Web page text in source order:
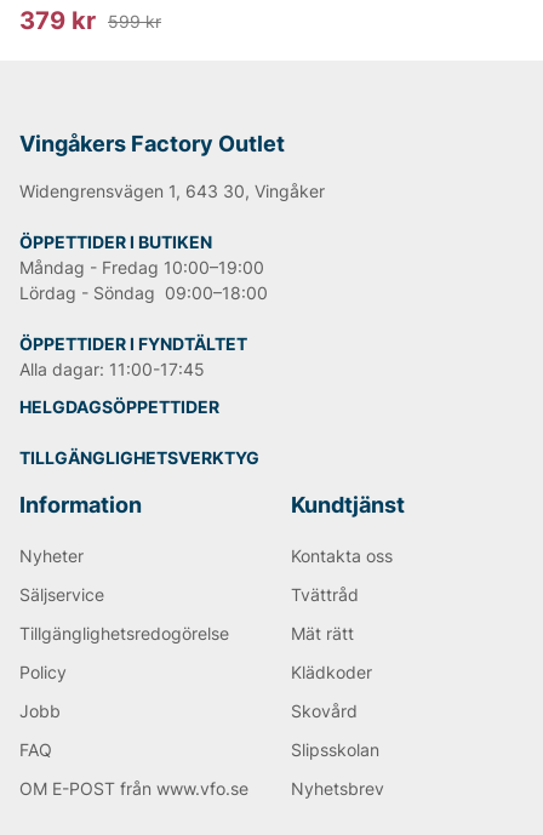
379 kr 599 kr
Vingåkers Factory Outlet
Widengrensvägen 1, 643 30, Vingåker
ÖPPETTIDER I BUTIKEN
Måndag - Fredag 10:00–19:00
Lördag - Söndag 09:00–18:00
ÖPPETTIDER I FYNDTÄLTET
Alla dagar: 11:00-17:45
HELGDAGSÖPPETTIDER
TILLGÄNGLIGHETSVERKTYG
Information
Nyheter
Säljservice
Tillgänglighetsredogörelse
Policy
Jobb
FAQ
OM E-POST från www.vfo.se
Kundtjänst
Kontakta oss
Tvättråd
Mät rätt
Klädkoder
Skovård
Slipsskolan
Nyhetsbrev